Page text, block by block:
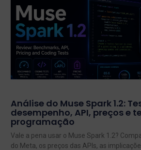
Análise do Muse Spark 1.2:
desempenho, API, preços e
programação
Vale a pena usar o Muse Spark 1.2?
do Meta, os preços das APIs, as